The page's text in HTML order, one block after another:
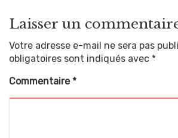
Laisser un
Votre adresse e-mail ne sera pas
obligatoires sont indiqués avec *
Commentaire *